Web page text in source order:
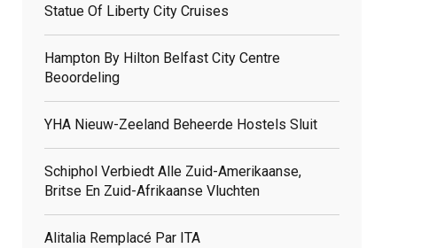
Related
Posts
Statue Of Liberty City Cruises
Hampton By Hilton Belfast City Centre
Beoordeling
YHA Nieuw-Zeeland Beheerde Hostels Sluit
Schiphol Verbiedt Alle Zuid-Amerikaanse,
Britse En Zuid-Afrikaanse Vluchten
Alitalia Remplacé Par ITA